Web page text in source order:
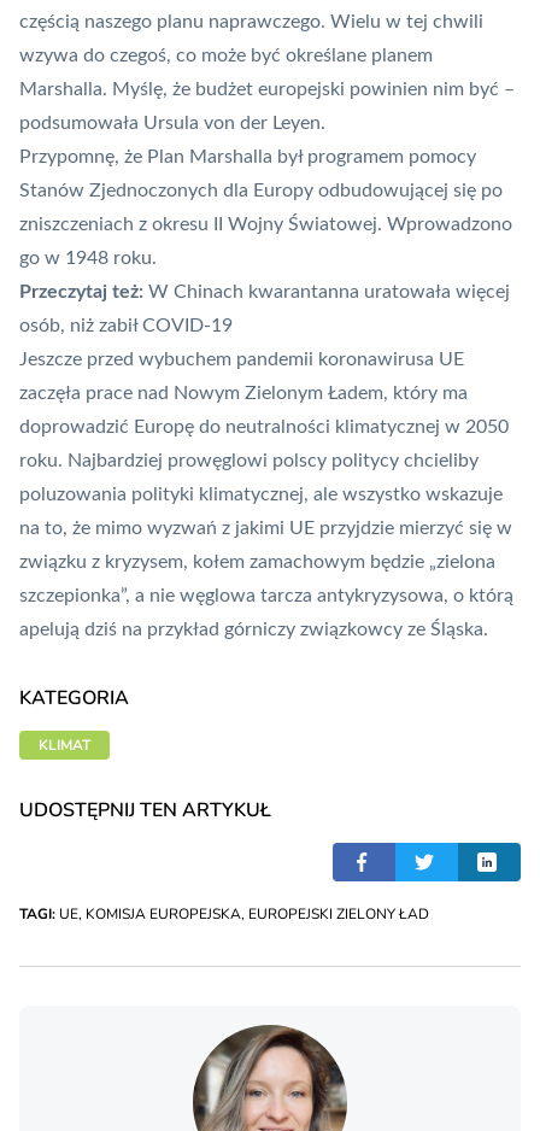
częścią naszego planu naprawczego. Wielu w tej chwili
wzywa do czegoś, co może być określane planem
Marshalla. Myślę, że budżet europejski powinien nim być –
podsumowała Ursula von der Leyen.
Przypomnę, że Plan Marshalla był programem pomocy
Stanów Zjednoczonych dla Europy odbudowującej się po
zniszczeniach z okresu II Wojny Światowej. Wprowadzono
go w 1948 roku.
Przeczytaj też: W Chinach kwarantanna uratowała więcej
osób, niż zabił COVID-19
Jeszcze przed wybuchem pandemii koronawirusa UE
zaczęła prace nad Nowym Zielonym Ładem, który ma
doprowadzić Europę do neutralności klimatycznej w 2050
roku. Najbardziej prowęglowi polscy politycy chcieliby
poluzowania polityki klimatycznej, ale wszystko wskazuje
na to, że mimo wyzwań z jakimi UE przyjdzie mierzyć się w
związku z kryzysem, kołem zamachowym będzie „zielona
szczepionka”, a nie węglowa tarcza antykryzysowa, o którą
apelują dziś na przykład górniczy związkowcy ze Śląska.
KATEGORIA
KLIMAT
UDOSTĘPNIJ TEN ARTYKUŁ
TAGI: UE, KOMISJA EUROPEJSKA, EUROPEJSKI ZIELONY ŁAD